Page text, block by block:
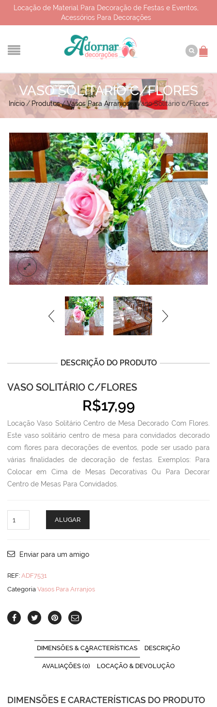
Locação de Material Para Decoração de Festas e Eventos,
Acessórios Para Decorações
VASO SOLITÁRIO C/FLORES
Início / Produtos/Vasos Para Arranjos/Vaso Solitário c/Flores
DESCRIÇÃO DO PRODUTO
VASO SOLITÁRIO C/FLORES
R$17,99
Locação Vaso Solitário Centro de Mesa Decorado Com Flores.
Este vaso solitário centro de mesa para convidados decorado
com flores para decorações de eventos, pode ser usado para
várias finalidades de decoração de festas. Exemplos: Para
Colocar em Cima de Mesas Decorativas Ou Para Decorar
Centro de Mesas Para Convidados.
Solitário
ALUGAR
Enviar para um amigo
REF: ADF7531
Categoria Vasos Para Arranjos
DIMENSÕES & CARACTERÍSTICAS DESCRIÇÃO
AVALIAÇÕES (0) LOCAÇÃO & DEVOLUÇÃO
DIMENSÕES E CARACTERÍSTICAS DO PRODUTO